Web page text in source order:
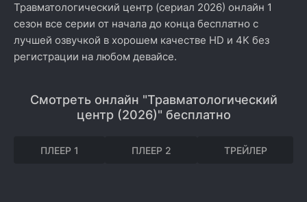
Травматологический центр (сериал 2026) онлайн 1
сезон все серии от начала до конца бесплатно с
лучшей озвучкой в хорошем качестве HD и 4K без
регистрации на любом девайсе.
Смотреть онлайн "Травматологический
центр (2026)" бесплатно
ПЛЕЕР 1 ПЛЕЕР 2 ТРЕЙЛЕР